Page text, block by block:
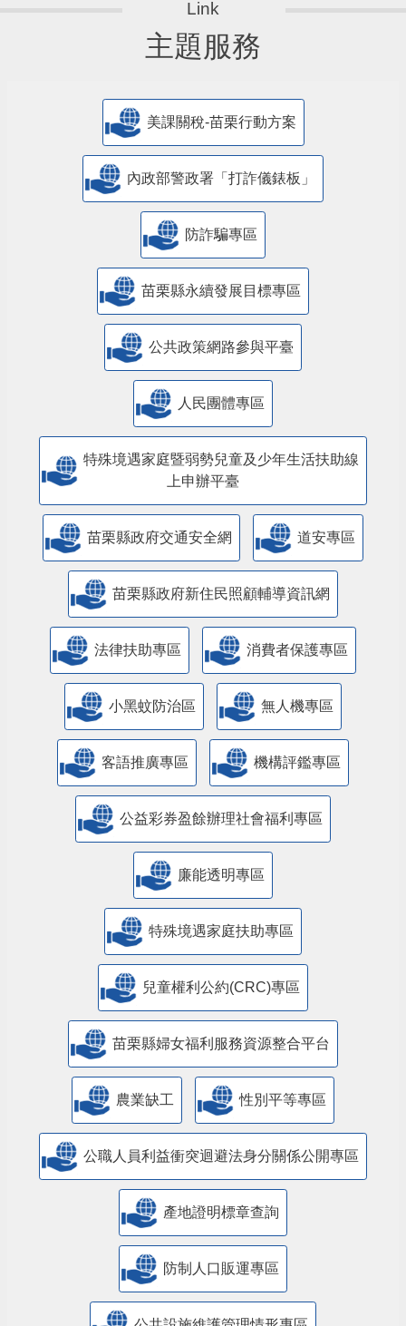
主題服務
美課關稅-苗栗行動方案
內政部警政署「打詐儀錶板」
防詐騙專區
苗栗縣永續發展目標專區
公共政策網路參與平臺
人民團體專區
特殊境遇家庭暨弱勢兒童及少年生活扶助線
上申辦平臺
苗栗縣政府交通安全網 道安專區
苗栗縣政府新住民照顧輔導資訊網
法律扶助專區 消費者保護專區
小黑蚊防治區 無人機專區
客語推廣專區 機構評鑑專區
公益彩券盈餘辦理社會福利專區
廉能透明專區
特殊境遇家庭扶助專區
兒童權利公約(CRC)專區
苗栗縣婦女福利服務資源整合平台
農業缺工 性別平等專區
公職人員利益衝突迴避法身分關係公開專區
產地證明標章查詢
防制人口販運專區